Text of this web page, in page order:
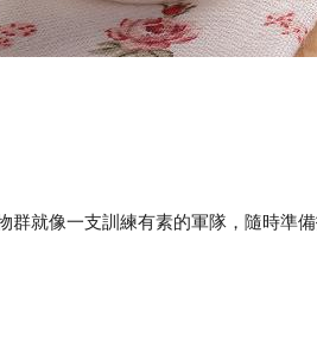
就像一支訓練有素的軍隊，隨時準備